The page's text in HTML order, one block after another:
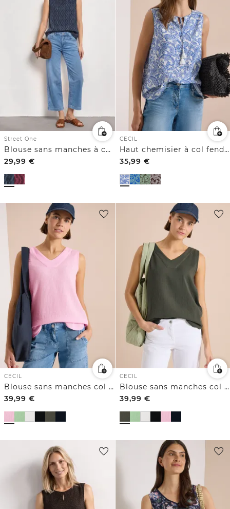
Street One
Blouse sans manches à col rond froncé
29,99 €
CECIL
Haut chemisier à col fendu et imprimé
35,99 €
CECIL
Blouse sans manches col V en gaze de coton
39,99 €
CECIL
Blouse sans manches col V en gaze de coton
39,99 €